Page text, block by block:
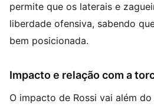
permite que os laterais e
liberdade ofensiva, sabendo
bem posicionada.
Impacto e relação com a
O impacto de Rossi vai além